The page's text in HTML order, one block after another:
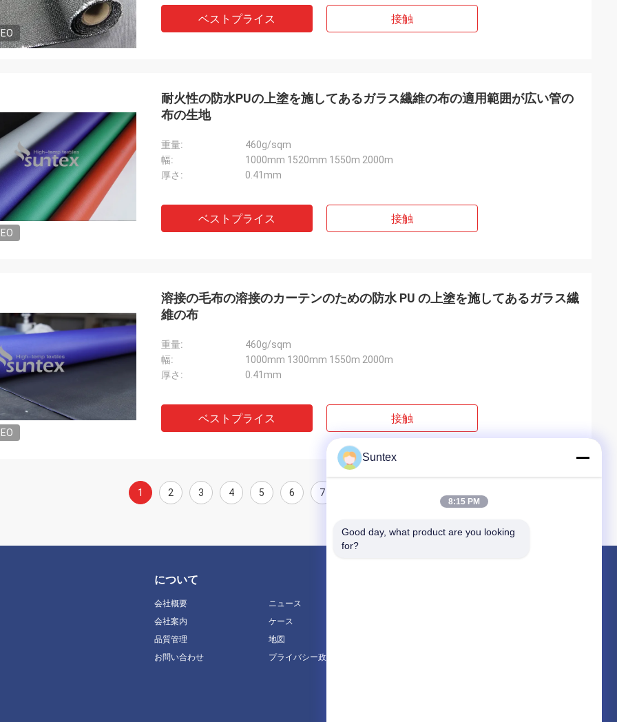
ベストプライス 接触
耐火性の防水PUの上塗を施してあるガラス繊維の布の適用範囲が広い管の
布の生地
重量:
460g/sqm
幅:
1000mm 1520mm 1550m 2000m
厚さ:
0.41mm
ベストプライス 接触
溶接の毛布の溶接のカーテンのための防水 PU の上塗を施してあるガラス繊
維の布
重量:
460g/sqm
幅:
1000mm 1300mm 1550m 2000m
厚さ:
0.41mm
ベストプライス 接触
1 2 3 4 5 6 7
について
会社概要
会社案内
品質管理
お問い合わせ
ニュース
ケース
地図
プライバシー政策
Suntex
8:15 PM
Good day, what product are you looking
for?